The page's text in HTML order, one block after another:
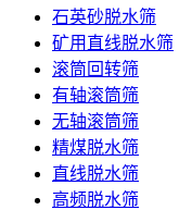
石英砂脱水筛
矿用直线脱水筛
滚筒回转筛
有轴滚筒筛
无轴滚筒筛
精煤脱水筛
直线脱水筛
高频脱水筛